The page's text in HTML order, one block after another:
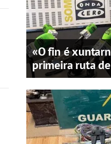
«O fin é
primeira ruta